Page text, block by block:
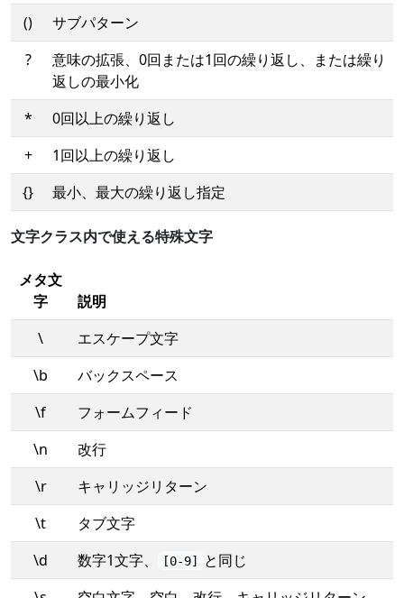
()
サブパターン
?
意味の拡張、0回または1回の繰り返し、または繰り
返しの最小化
*
0回以上の繰り返し
+
1回以上の繰り返し
{}
最小、最大の繰り返し指定
文字クラス内で使える特殊文字
メタ文
字
説明
\
エスケープ文字
\b
バックスペース
\f
フォームフィード
\n
改行
\r
キャリッジリターン
\t
タブ文字
\d
数字1文字、 [0-9]
と同じ